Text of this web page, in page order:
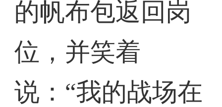
的帆布包返回岗
位，并笑着
说：“我的战场在